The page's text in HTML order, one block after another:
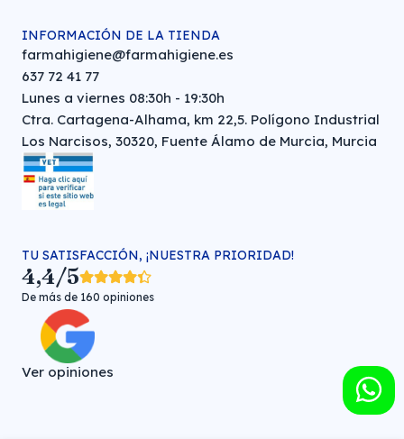
INFORMACIÓN DE LA TIENDA
farmahigiene@farmahigiene.es
637 72 41 77
Lunes a viernes 08:30h - 19:30h
Ctra. Cartagena-Alhama, km 22,5. Polígono Industrial
Los Narcisos, 30320, Fuente Álamo de Murcia, Murcia
TU SATISFACCIÓN, ¡NUESTRA PRIORIDAD!
4,4/5
De más de 160 opiniones
Ver opiniones